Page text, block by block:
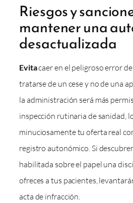
Riesgos y
mantener una
desactualizada
Evitacaer en el peligroso error
tratarse de un cese y no de una
la administración será más
inspección rutinaria de sanidad,
minuciosamente tu oferta real
registro autonómico. Si
habilitada sobre el papel una
ofreces a tus pacientes,
acta de infracción.